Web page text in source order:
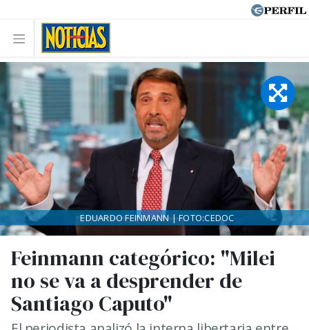
Feinmann categórico: "Milei
no se va a desprender de
Santiago Caputo"
EDUARDO FEINMANN | FOTO:CEDOC